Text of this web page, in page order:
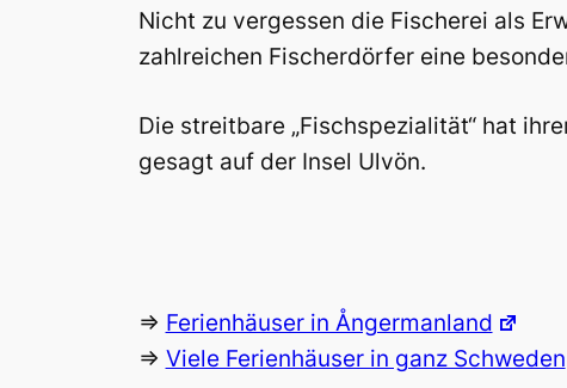
Nicht zu vergessen die Fischerei als
zahlreichen Fischerdörfer eine
Die streitbare „Fischspezialität“ hat
gesagt auf der Insel Ulvön.
=> Ferienhäuser in Ångermanland
=> Viele Ferienhäuser in ganz Schweden